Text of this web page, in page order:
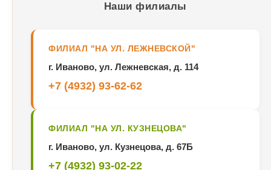
Наши филиалы
ФИЛИАЛ "НА УЛ. ЛЕЖНЕВСКОЙ"
г. Иваново, ул. Лежневская, д. 114
+7 (4932) 93-62-62
ФИЛИАЛ "НА УЛ. КУЗНЕЦОВА"
г. Иваново, ул. Кузнецова, д. 67Б
+7 (4932) 93-02-22